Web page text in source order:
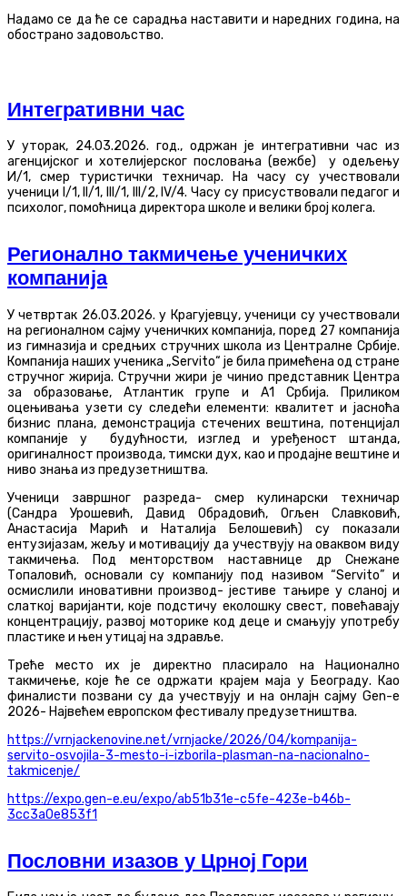
Надамо се да ће се сарадња наставити и наредних година, на
обострано задовољство.
Интегративни час
У уторак, 24.03.2026. год., одржан је интегративни час из
агенцијског и хотелијерског пословања (вежбе) у одељењу
И/1, смер туристички техничар. На часу су учествовали
ученици I/1, II/1, III/1, III/2, IV/4. Часу су присуствовали педагог и
психолог, помоћница директора школе и велики број колега.
Регионално такмичење ученичких
компанија
У четвртак 26.03.2026. у Крагујевцу, ученици су учествовали
на регионалном сајму ученичких компанија, поред 27 компанија
из гимназија и средњих стручних школа из Централне Србије.
Компанија наших ученика „Servito“ је била примећена од стране
стручног жирија. Стручни жири је чинио представник Центра
за образовање, Атлантик групе и А1 Србија. Приликом
оцењивања узети су следећи елементи: квалитет и јасноћа
бизнис плана, демонстрација стечених вештина, потенцијал
компаније у будућности, изглед и уређеност штанда,
оригиналност производа, тимски дух, као и продајне вештине и
ниво знања из предузетништва.
Ученици завршног разреда- смер кулинарски техничар
(Сандра Урошевић, Давид Обрадовић, Огљен Славковић,
Анастасија Марић и Наталија Белошевић) су показали
ентузијазам, жељу и мотивацију да учествују на оваквом виду
такмичења. Под менторством наставнице др Снежане
Топаловић, основали су компанију под називом “Servito” и
осмислили иновативни производ- јестиве тањире у сланој и
слаткој варијанти, које подстичу еколошку свест, повећавају
концентрацију, развој моторике код деце и смањују употребу
пластике и њен утицај на здравље.
Треће место их је директно пласирало на Национално
такмичење, које ће се одржати крајем маја у Београду. Као
финалисти позвани су да учествују и на онлајн сајму Gen-е
2026- Највећем европском фестивалу предузетништва.
https://vrnjackenovine.net/vrnjacke/2026/04/kompanija-
servito-osvojila-3-mesto-i-izborila-plasman-na-nacionalno-
takmicenje/
https://expo.gen-e.eu/expo/ab51b31e-c5fe-423e-b46b-
3cc3a0e853f1
Пословни изазов у Црној Гори